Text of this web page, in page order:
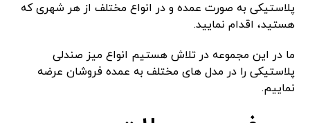
پلاستیکی به صورت عمده و در انواع مختلف از هر شهری که
هستید، اقدام نمایید.
ما در این مجموعه در تلاش هستیم انواع میز صندلی
پلاستیکی را در مدل های مختلف به عمده فروشان عرضه
نماییم.